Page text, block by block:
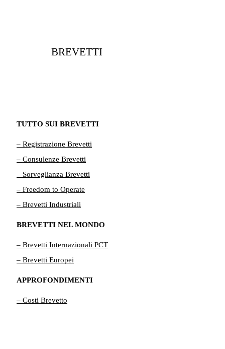
BREVETTI
TUTTO SUI BREVETTI
– Registrazione Brevetti
– Consulenze Brevetti
– Sorveglianza Brevetti
– Freedom to Operate
– Brevetti Industriali
BREVETTI NEL MONDO
– Brevetti Internazionali PCT
– Brevetti Europei
APPROFONDIMENTI
– Costi Brevetto